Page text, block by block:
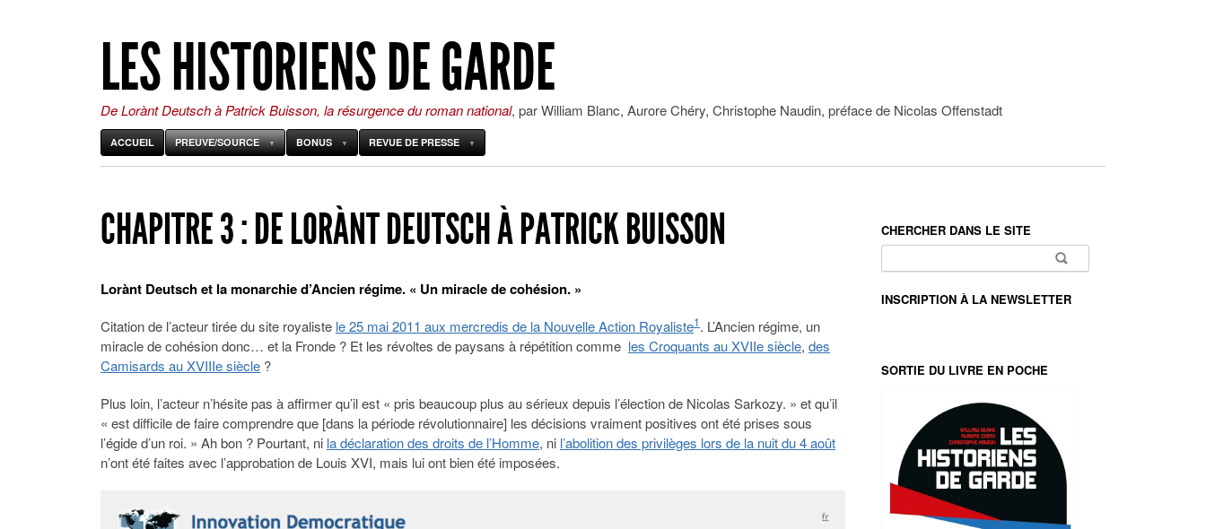
LES HISTORIENS DE GARDE
De Lorànt Deutsch à Patrick Buisson, la résurgence du roman national, par William Blanc, Aurore Chéry, Christophe Naudin, préface de Nicolas Offenstadt
ACCUEIL PREUVE/SOURCE BONUS REVUE DE PRESSE
CHAPITRE 3 : DE LORÀNT DEUTSCH À PATRICK BUISSON
Lorànt Deutsch et la monarchie d’Ancien régime. « Un miracle de cohésion. »
Citation de l’acteur tirée du site royaliste le 25 mai 2011 aux mercredis de la Nouvelle Action Royaliste1. L’Ancien régime, un
miracle de cohésion donc… et la Fronde ? Et les révoltes de paysans à répétition comme les Croquants au XVIIe siècle, des
Camisards au XVIIIe siècle ?
Plus loin, l’acteur n’hésite pas à affirmer qu’il est « pris beaucoup plus au sérieux depuis l’élection de Nicolas Sarkozy. » et qu’il
« est difficile de faire comprendre que [dans la période révolutionnaire] les décisions vraiment positives ont été prises sous
l’égide d’un roi. » Ah bon ? Pourtant, ni la déclaration des droits de l’Homme, ni l’abolition des privilèges lors de la nuit du 4 août
n’ont été faites avec l’approbation de Louis XVI, mais lui ont bien été imposées.
CHERCHER DANS LE SITE
INSCRIPTION À LA NEWSLETTER
SORTIE DU LIVRE EN POCHE